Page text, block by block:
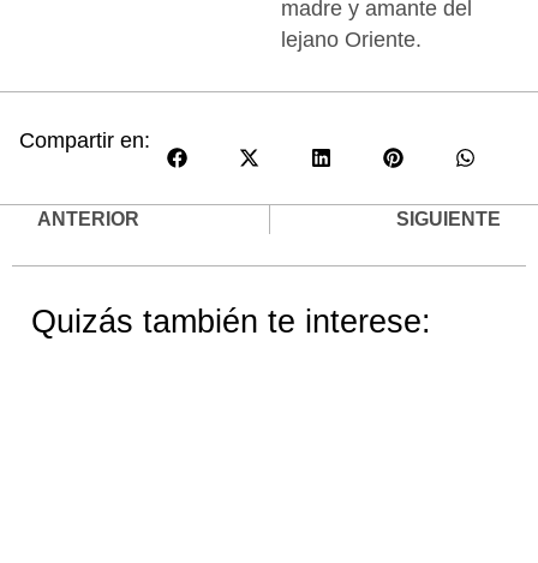
madre y amante del
lejano Oriente.
Compartir en:
ANTERIOR SIGUIENTE
Quizás también te interese: